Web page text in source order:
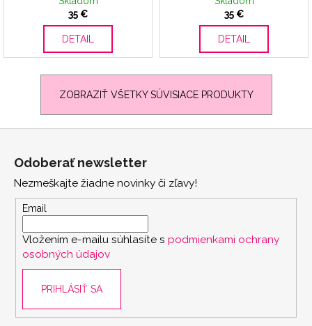
35 €
DETAIL
35 €
DETAIL
ZOBRAZIŤ VŠETKY SÚVISIACE PRODUKTY
Odoberať newsletter
Nezmeškajte žiadne novinky či zľavy!
Email
Vložením e-mailu súhlasíte s podmienkami ochrany
osobných údajov
PRIHLÁSIŤ SA